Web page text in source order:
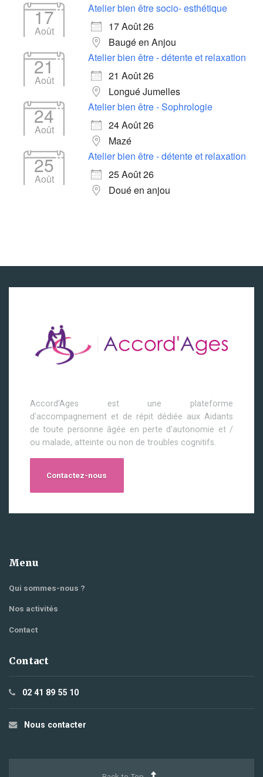
17
Août
Atelier bien être socio- esthétique
17 Août 26
Baugé en Anjou
21
Août
Atelier bien être - détente et relaxation
21 Août 26
Longué Jumelles
24
Août
Atelier bien être - Sophrologie
24 Août 26
Mazé
25
Août
Atelier bien être - détente et relaxation
25 Août 26
Doué en anjou
Accord'Ages est une plateforme
d'accompagnement et de répit dédiée aux Aidants
de toute personne âgée en perte d'autonomie et /
ou malade, atteinte ou non de troubles cognitifs.
Contactez-nous
Menu
Qui sommes-nous ?
Nos activités
Contact
Contact
02 41 89 55 10
Nous contacter